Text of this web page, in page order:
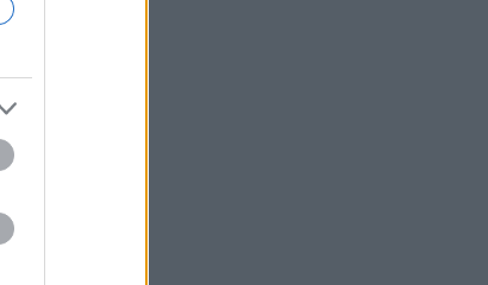
Τα ακριβά αεροπορικά
Νευρικότητα
συμφωνία για το Ορμούζ
Οι έξι πιο επικίνδυνες
του έτους για δασικές
Θετικό βήμα η εκ νέου
της Κυβερνητικής